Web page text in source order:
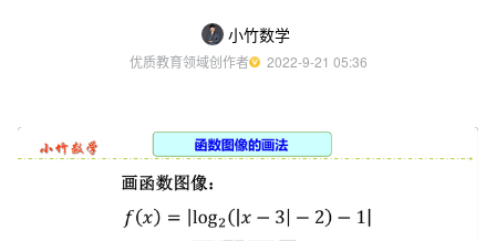
小竹数学
优质教育领域创作者
  2022-9-21 05:36